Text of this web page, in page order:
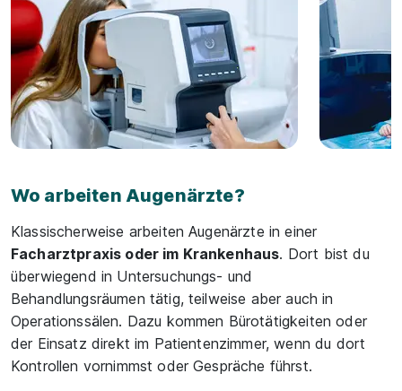
Wo arbeiten Augenärzte?
Klassischerweise arbeiten Augenärzte in einer
Facharztpraxis oder im Krankenhaus. Dort bist du
überwiegend in Untersuchungs- und
Behandlungsräumen tätig, teilweise aber auch in
Operationssälen. Dazu kommen Bürotätigkeiten oder
der Einsatz direkt im Patientenzimmer, wenn du dort
Kontrollen vornimmst oder Gespräche führst.